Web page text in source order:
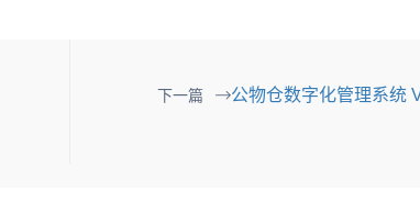
下一篇 公物仓数字化管理系统